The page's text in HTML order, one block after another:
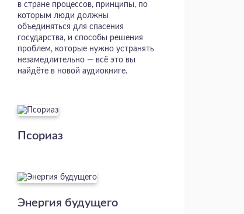
в стране процессов, принципы, по
которым люди должны
объединяться для спасения
государства, и способы решения
проблем, которые нужно устранять
незамедлительно — всё это вы
найдёте в новой аудиокниге.
Псориаз
Энергия будущего